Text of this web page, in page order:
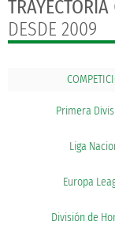
TRAYECTORIA
DESDE 2009
Primera
Liga
Europa
División de